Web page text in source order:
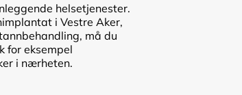
helsetjenester.
i Vestre Aker,
må du
for eksempel
i nærheten.